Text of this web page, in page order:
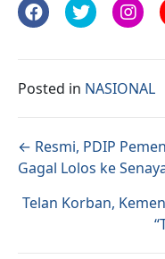
Posted in NASIONAL
Posts
← Resmi, PDIP
Gagal Lolos ke
Telan Korban,